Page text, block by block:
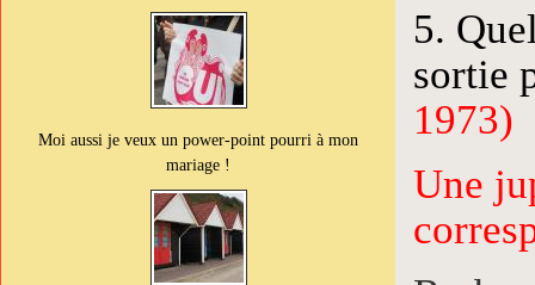
Moi aussi je veux un power-point pourri à mon
mariage !
5.
sortie
1973)
Une